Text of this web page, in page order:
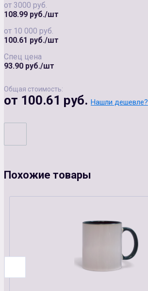
от 3000 руб.
108.99 руб./шт
от 10 000 руб.
100.61 руб./шт
Спец цена
93.90 руб./шт
Общая стоимость:
от 100.61 руб. Нашли дешевле?
Похожие товары